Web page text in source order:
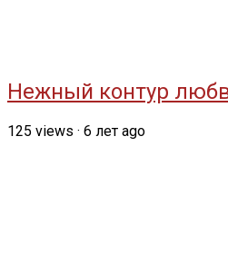
Нежный контур
125 views · 6 лет ago